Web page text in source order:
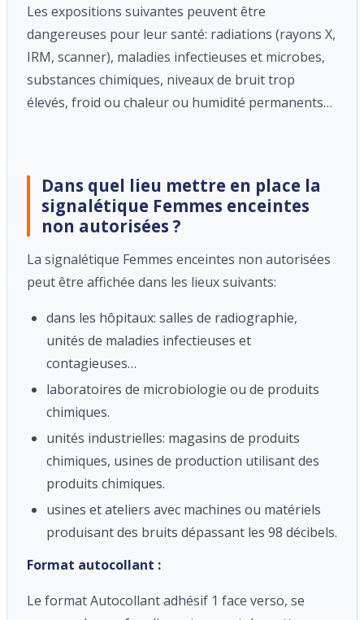
Les expositions suivantes peuvent être
dangereuses pour leur santé: radiations (rayons X,
IRM, scanner), maladies infectieuses et microbes,
substances chimiques, niveaux de bruit trop
élevés, froid ou chaleur ou humidité permanents…
Dans quel lieu mettre en place la
signalétique Femmes enceintes
non autorisées ?
La signalétique Femmes enceintes non autorisées
peut être affichée dans les lieux suivants:
dans les hôpitaux: salles de radiographie,
unités de maladies infectieuses et
contagieuses…
laboratoires de microbiologie ou de produits
chimiques.
unités industrielles: magasins de produits
chimiques, usines de production utilisant des
produits chimiques.
usines et ateliers avec machines ou matériels
produisant des bruits dépassant les 98 décibels.
Format autocollant :
Le format Autocollant adhésif 1 face verso, se